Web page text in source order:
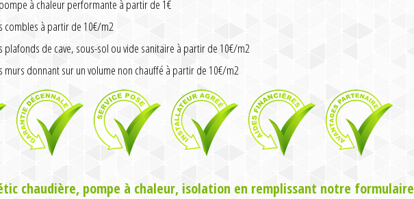
à chaleur performante à partir de 1€
combles à partir de 10€/m2
plafonds de cave, sous-sol ou vide sanitaire à partir de 10€/m2
murs donnant sur un volume non chauffé à partir de 10€/m2
chaudière, pompe à chaleur, isolation en remplissant notre formulaire